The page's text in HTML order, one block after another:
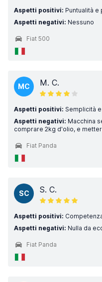
Aspetti positivi: Puntualità
Aspetti negativi: Nessuno
Fiat 500
MC M. C.
Aspetti positivi: Semplicità
Aspetti negativi: Macchina
comprare 2kg d'olio, e
Fiat Panda
SC S. C.
Aspetti positivi:
Aspetti negativi: Nulla da
Fiat Panda